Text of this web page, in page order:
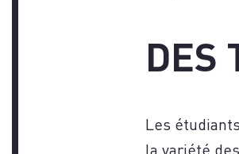
DES
Les
la variété